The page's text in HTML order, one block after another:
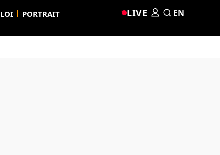
PORTRAIT LIVE EN